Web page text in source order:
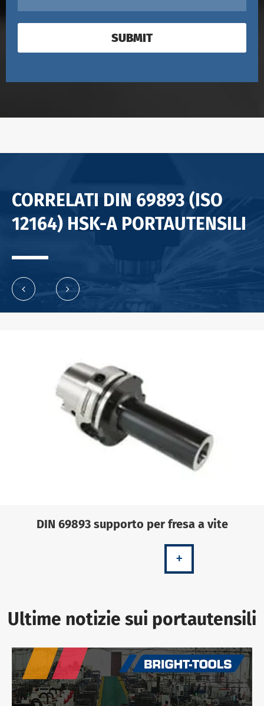
SUBMIT
CORRELATI DIN 69893 (ISO
12164) HSK-A PORTAUTENSILI
DIN 69893 supporto per fresa a vite
+
Ultime notizie sui portautensili